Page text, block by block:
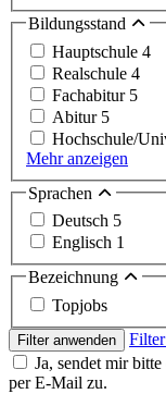
Bildungsstand
Hauptschule 4
Realschule 4
Fachabitur 5
Abitur 5
Hochschule/
Mehr anzeigen
Sprachen
Deutsch 5
Englisch 1
Bezeichnung
Topjobs
Filter anwenden
Ja, sendet mir
per E-Mail zu.